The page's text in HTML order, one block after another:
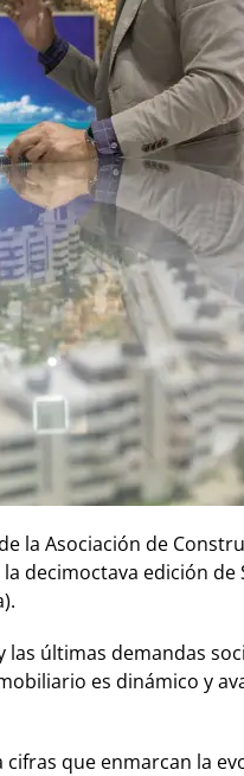
la Asociación de
decimoctava edición
últimas demandas
es dinámico y
que enmarcan la